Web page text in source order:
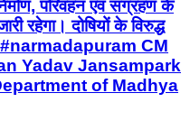
परिवहन एवं संग्रहण के
रहेगा। दोषियों के विरुद्ध
#narmadapuram CM
Yadav Jansampark
of Madhya